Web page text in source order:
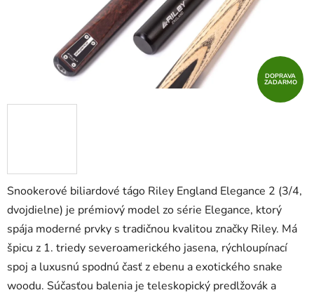
Snookerové biliardové tágo Riley England Elegance 2 (3/4,
dvojdielne) je prémiový model zo série Elegance, ktorý
spája moderné prvky s tradičnou kvalitou značky Riley. Má
špicu z 1. triedy severoamerického jasena, rýchloupínací
spoj a luxusnú spodnú časť z ebenu a exotického snake
woodu. Súčasťou balenia je teleskopický predlžovák a
DOPRAVA
ZADARMO